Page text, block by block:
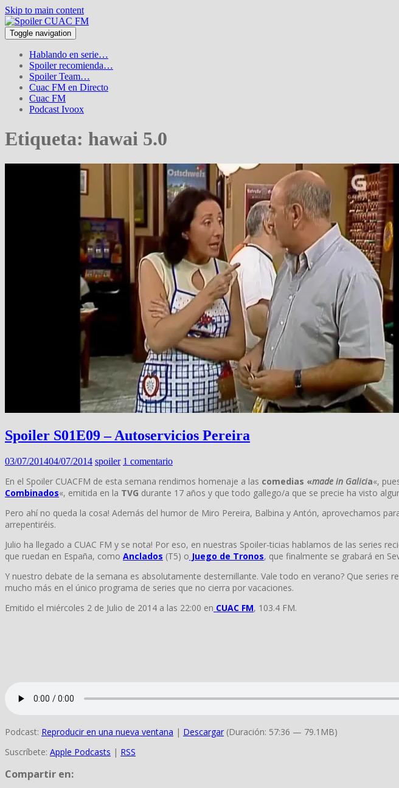
Skip to main content
Toggle navigation
Hablando en serie…
Spoiler recomienda…
Spoiler Team…
Cuac FM en Directo
Cuac FM
Podcast Ivoox
Etiqueta: hawai 5.0
Spoiler S01E09 – Autoservicios Pereira
03/07/201404/07/2014 spoiler 1 comentario
En el Spoiler CUACFM de esta semana rendimos homenaje a las comedias «made in Galicia«,
Combinados«, emitida en la TVG durante 17 años y que todo gallego/a que se precie ha visto
Pero ahí no queda la cosa! Además del humor de Miro Pereira, Balbina y Antón, aprovechamos
arrepentiréis.
Julio ha llegado a CUAC FM y se nota! Por eso, en nuestras Spoiler-ticias hablamos de las series
que ruedan en España, como Anclados (T5) o Juego de Tronos, que finalmente se grabará en
Y nuestro debate de la semana es absolutamente desternillante. Vale todo en verano? Que
mucho más en el único programa de series que no cierra por vacaciones.
Emitido el miércoles 2 de Julio de 2014 a las 22:00 en CUAC FM, 103.4 FM.
Podcast: Reproducir en una nueva ventana | Descargar (Duración: 57:36 — 79.1MB)
Suscríbete: Apple Podcasts | RSS
Compartir en: